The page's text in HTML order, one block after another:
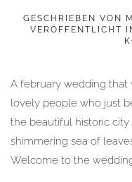
GESCHRIEBEN VON
VERÖFFENTLICHT
A february wedding that
lovely people who just
the beautiful historic
shimmering sea of
Welcome to the